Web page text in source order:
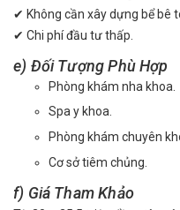
✔ Không cần xây dựng bể bê
✔ Chi phí đầu tư thấp.
e) Đối Tượng Phù Hợp
Phòng khám nha khoa.
Spa y khoa.
Phòng khám chuyên
Cơ sở tiêm chủng.
f) Giá Tham Khảo